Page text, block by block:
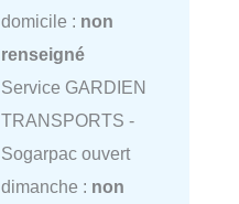
domicile : non
renseigné
Service GARDIEN
TRANSPORTS -
Sogarpac ouvert
dimanche : non